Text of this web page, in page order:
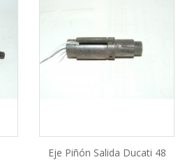
Eje Piñón Salida Ducati 48